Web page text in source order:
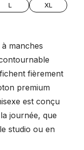
L
XL
manches
fièrement
premium
est conçu
journée, que
studio ou en